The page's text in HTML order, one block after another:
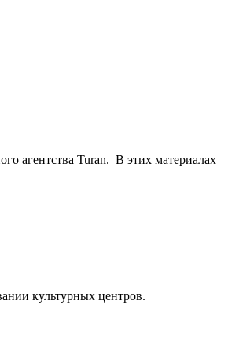
агентства Turan. В этих материалах
культурных центров.